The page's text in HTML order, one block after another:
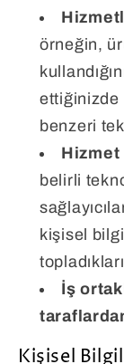
örneğin,
ettiğinizde
benzeri
Hizmet
belirli
kişisel
İş
Kişisel